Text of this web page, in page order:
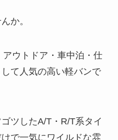
か。
ウトドア・車中泊・仕
て人気の高い軽バンで
ツしたA/T・R/T系タイ
で一気にワイルドな雰